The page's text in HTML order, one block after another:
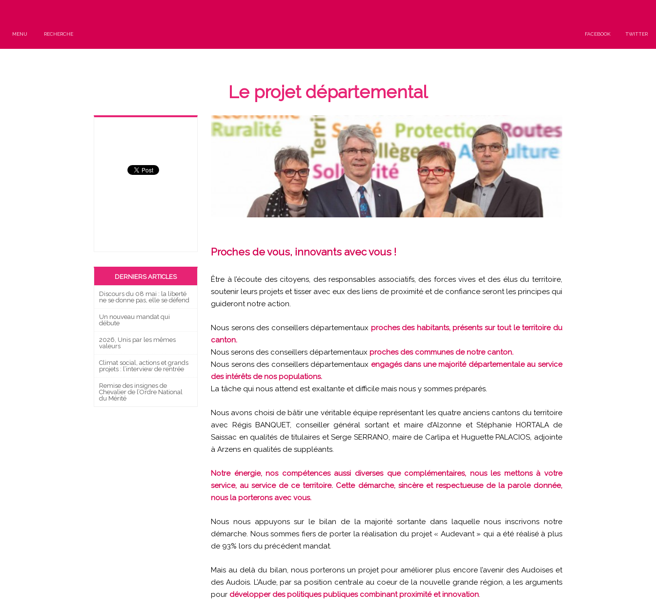
MENU RECHERCHE TWITTER
FACEBOOK
Le projet départemental
Proches de vous, innovants avec vous !
Être à l’écoute des citoyens, des responsables associatifs, des forces vives et des élus du territoire,
soutenir leurs projets et tisser avec eux des liens de proximité et de confiance seront les principes qui
guideront notre action.
Nous serons des conseillers départementaux proches des habitants, présents sur tout le territoire du
canton.
Nous serons des conseillers départementaux proches des communes de notre canton.
Nous serons des conseillers départementaux engagés dans une majorité départementale au service
des intérêts de nos populations.
La tâche qui nous attend est exaltante et difficile mais nous y sommes préparés.
Nous avons choisi de bâtir une véritable équipe représentant les quatre anciens cantons du territoire
avec Régis BANQUET, conseiller général sortant et maire d’Alzonne et Stéphanie HORTALA de
Saissac en qualités de titulaires et Serge SERRANO, maire de Carlipa et Huguette PALACIOS, adjointe
à Arzens en qualités de suppléants.
Notre énergie, nos compétences aussi diverses que complémentaires, nous les mettons à votre
service, au service de ce territoire. Cette démarche, sincère et respectueuse de la parole donnée,
nous la porterons avec vous.
Nous nous appuyons sur le bilan de la majorité sortante dans laquelle nous inscrivons notre
démarche. Nous sommes fiers de porter la réalisation du projet « Audevant » qui a été réalisé à plus
de 93% lors du précédent mandat.
Mais au delà du bilan, nous porterons un projet pour améliorer plus encore l’avenir des Audoises et
des Audois. L’Aude, par sa position centrale au coeur de la nouvelle grande région, a les arguments
pour développer des politiques publiques combinant proximité et innovation.
DERNIERS ARTICLES
Discours du 08 mai : la liberté
ne se donne pas, elle se défend
Un nouveau mandat qui
débute
2026, Unis par les mêmes
valeurs
Climat social, actions et grands
projets : l’interview de rentrée
Remise des insignes de
Chevalier de l’Ordre National
du Mérité